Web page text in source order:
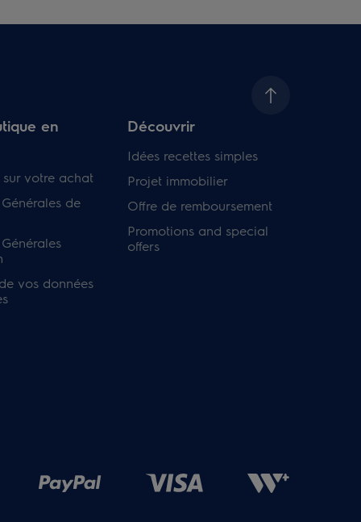
en
votre achat
de
vos données
Découvrir
Idées recettes simples
Projet immobilier
Offre de remboursement
Promotions and special
offers